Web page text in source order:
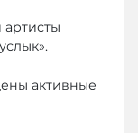
активные